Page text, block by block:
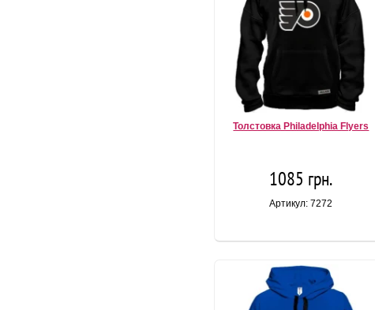
Толстовка Philadelphia Flyers
1085 грн.
Артикул: 7272